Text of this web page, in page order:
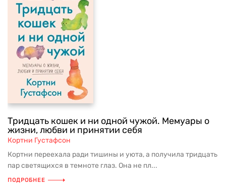
Тридцать кошек и ни одной чужой. Мемуары о
жизни, любви и принятии себя
Кортни Густафсон
Кортни переехала ради тишины и уюта, а получила тридцать
пар светящихся в темноте глаз. Она не пл...
ПОДРОБНЕЕ